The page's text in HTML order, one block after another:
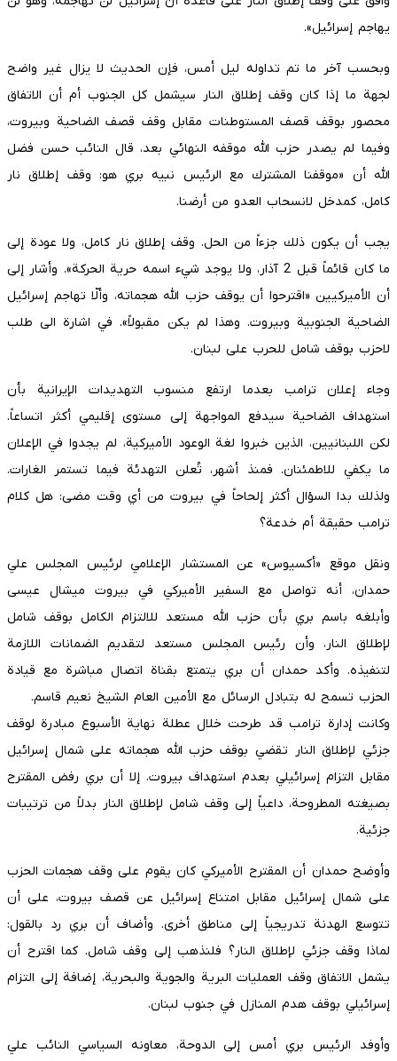
يهاجم إسرائيل».
وبحسب آخر ما تم تداوله ليل أمس، فإن الحديث لا يزال غير واضح
لجهة ما إذا كان وقف إطلاق النار سيشمل كل الجنوب أم أن الاتفاق
محصور بوقف قصف المستوطنات مقابل وقف قصف الضاحية وبيروت،
وفيما لم يصدر حزب الله موقفه النهائي بعد، قال النائب حسن فضل
الله أن «موقفنا المشترك مع الرئيس نبيه بري هو: وقف إطلاق نار
كامل، كمدخل لانسحاب العدو من أرضنا.
يجب أن يكون ذلك جزءاً من الحل. وقف إطلاق نار كامل، ولا عودة إلى
ما كان قائماً قبل 2 آذار، ولا يوجد شيء اسمه حرية الحركة». وأشار إلى
أن الأميركيين «اقترحوا أن يوقف حزب الله هجماته، وألّا تهاجم إسرائيل
الضاحية الجنوبية وبيروت. وهذا لم يكن مقبولاً». في اشارة الى طلب
لاحزب بوقف شامل للحرب على لبنان.
وجاء إعلان ترامب بعدما ارتفع منسوب التهديدات الإيرانية بأن
استهداف الضاحية سيدفع المواجهة إلى مستوى إقليمي أكثر اتساعاً.
لكن اللبنانيين، الذين خبروا لغة الوعود الأميركية، لم يجدوا في الإعلان
ما يكفي للاطمئنان. فمنذ أشهر، تُعلن التهدئة فيما تستمر الغارات.
ولذلك بدا السؤال أكثر إلحاحاً في بيروت من أي وقت مضى: هل كلام
ترامب حقيقة أم خدعة؟
ونقل موقع «أكسيوس» عن المستشار الإعلامي لرئيس المجلس علي
حمدان، أنه تواصل مع السفير الأميركي في بيروت ميشال عيسى
وأبلغه باسم بري بأن حزب الله مستعد للالتزام الكامل بوقف شامل
لإطلاق النار، وأن رئيس المجلس مستعد لتقديم الضمانات اللازمة
لتنفيذه. وأكد حمدان أن بري يتمتع بقناة اتصال مباشرة مع قيادة
الحزب تسمح له بتبادل الرسائل مع الأمين العام الشيخ نعيم قاسم.
وكانت إدارة ترامب قد طرحت خلال عطلة نهاية الأسبوع مبادرة لوقف
جزئي لإطلاق النار تقضي بوقف حزب الله هجماته على شمال إسرائيل
مقابل التزام إسرائيلي بعدم استهداف بيروت. إلا أن بري رفض المقترح
بصيغته المطروحة، داعياً إلى وقف شامل لإطلاق النار بدلاً من ترتيبات
جزئية.
وأوضح حمدان أن المقترح الأميركي كان يقوم على وقف هجمات الحزب
على شمال إسرائيل مقابل امتناع إسرائيل عن قصف بيروت، على أن
تتوسع الهدنة تدريجياً إلى مناطق أخرى. وأضاف أن بري رد بالقول:
لماذا وقف جزئي لإطلاق النار؟ فلنذهب إلى وقف شامل. كما اقترح أن
يشمل الاتفاق وقف العمليات البرية والجوية والبحرية، إضافة إلى التزام
إسرائيلي بوقف هدم المنازل في جنوب لبنان.
وأوفد الرئيس بري أمس إلى الدوحة، معاونه السياسي النائب علي